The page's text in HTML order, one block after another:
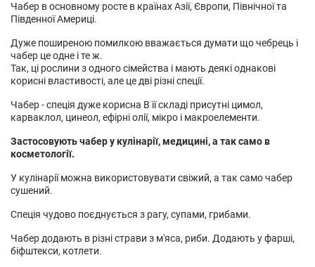
Чабер в основному росте в країнах Азії, Європи, Північної та
Південної Америці.
Дуже поширеною помилкою вважається думати що чебрець і
чабер це одне і те ж.
Так, ці рослини з одного сімейства і мають деякі однакові
корисні властивості, але це дві різні спеції.
Чабер - спеція дуже корисна В її складі присутні цимол,
карваклол, цинеол, ефірні олії, мікро і макроелементи.
Застосовують чабер у кулінарії, медицині, а так само в
косметології.
У кулінарії можна використовувати свіжий, а так само чабер
сушений.
Спеція чудово поєднується з рагу, супами, грибами.
Чабер додають в різні страви з м'яса, риби. Додають у фарші,
біфштекси, котлети.